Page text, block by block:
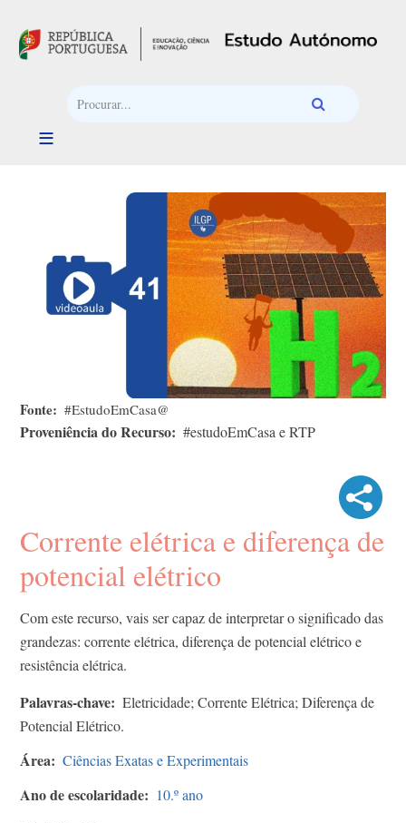
Fonte #EstudoEmCasa@
Proveniência do Recurso #estudoEmCasa e RTP
Corrente elétrica e diferença de
potencial elétrico
Com este recurso, vais ser capaz de interpretar o significado das
grandezas: corrente elétrica, diferença de potencial elétrico e
resistência elétrica.
Palavras-chave
Eletricidade; Corrente Elétrica; Diferença de
Potencial Elétrico.
Área Ciências Exatas e Experimentais
Ano de escolaridade 10.º ano